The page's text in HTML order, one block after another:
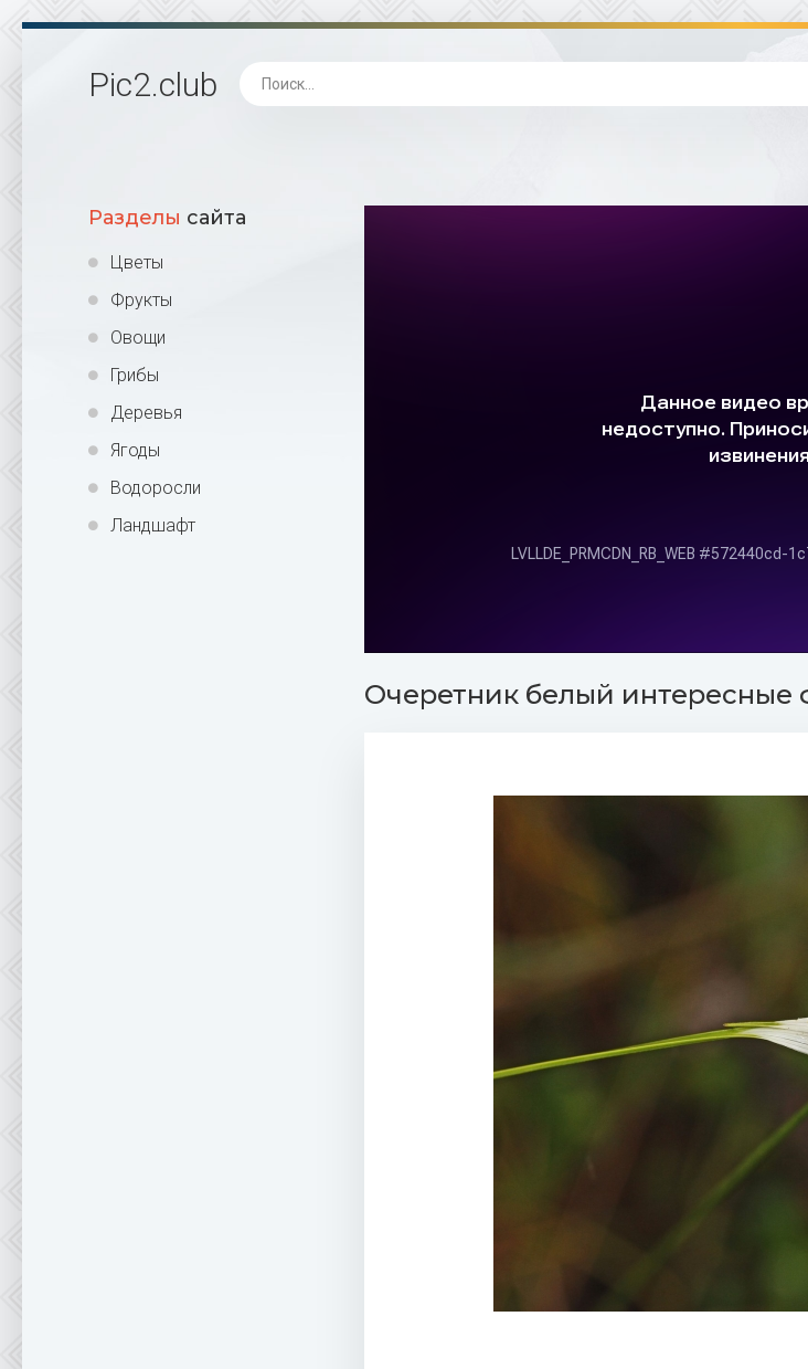
Pic2.club
Разделы сайта
Цветы
Фрукты
Овощи
Грибы
Деревья
Ягоды
Водоросли
Ландшафт
Очеретник белый интересные